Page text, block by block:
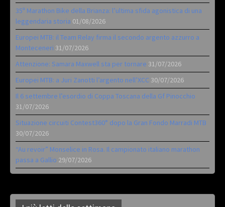
35ª Marathon Bike della Brianza: l’ultima sfida agonistica di una
leggendaria storia 01/08/2026
Europei MTB: il Team Relay firma il secondo argento azzurro a
Monteceneri 31/07/2026
Attenzione: Samara Maxwell sta per tornare 31/07/2026
Europei MTB: a Juri Zanotti l’argento nell’XCC 30/07/2026
Il 6 settembre l’esordio di Coppa Toscana della Gf Pinocchio
31/07/2026
Situazione circuiti Contest360° dopo la Gran Fondo Marradi MTB
30/07/2026
“Au revoir” Monselice in Rosa. Il campionato italiano marathon
passa a Gallio 29/07/2026